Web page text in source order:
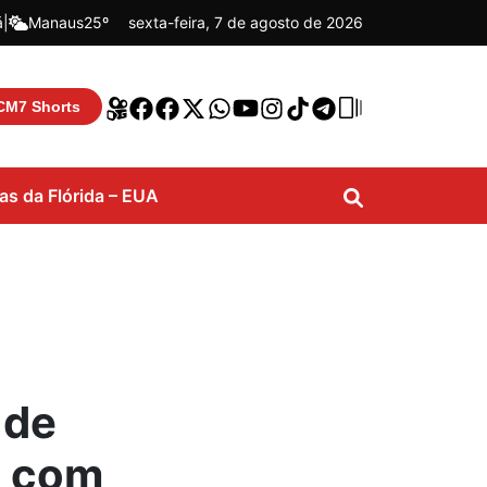
Manaus25º sexta-feira, 7 de agosto de 2026
Shorts
da Flórida – EUA
com